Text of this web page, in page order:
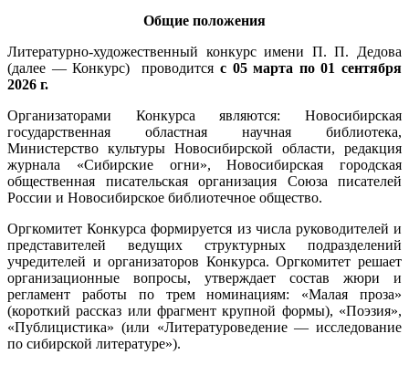
Общие положения
Литературно-художественный конкурс имени П. П. Дедова
(далее — Конкурс) проводится с 05 марта по 01 сентября
2026 г.
Организаторами Конкурса являются: Новосибирская
государственная областная научная библиотека,
Министерство культуры Новосибирской области, редакция
журнала «Сибирские огни», Новосибирская городская
общественная писательская организация Союза писателей
России и Новосибирское библиотечное общество.
Оргкомитет Конкурса формируется из числа руководителей и
представителей ведущих структурных подразделений
учредителей и организаторов Конкурса. Оргкомитет решает
организационные вопросы, утверждает состав жюри и
регламент работы по трем номинациям: «Малая проза»
(короткий рассказ или фрагмент крупной формы), «Поэзия»,
«Публицистика» (или «Литературоведение — исследование
по сибирской литературе»).